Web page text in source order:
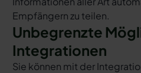
Empfängern zu teilen.
Unbegrenzte
Integrationen
Sie können mit der